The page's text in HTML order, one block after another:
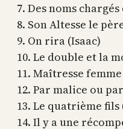
7. Des noms chargés
8. Son Altesse le
9. On rira (Isaac)
10. Le double et la
11. Maîtresse
12. Par malice ou
13. Le quatrième fils
14. Il y a une